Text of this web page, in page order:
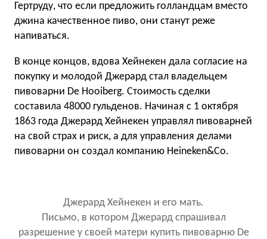
Гертруду, что если предложить голландцам вместо
джина качественное пиво, они станут реже
напиваться.
В конце концов, вдова Хейнекен дала согласие на
покупку и молодой Джерард стал владельцем
пивоварни De Hooiberg. Стоимость сделки
составила 48000 гульденов. Начиная с 1 октября
1863 года Джерард Хейнекен управлял пивоварней
на свой страх и риск, а для управления делами
пивоварни он создал компанию Heineken&Co.
Джерард Хейнекен и его мать.
Письмо, в котором Джерард спрашивал
разрешение у своей матери купить пивоварню De